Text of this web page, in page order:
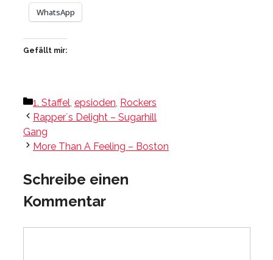
WhatsApp
Gefällt mir:
Kategorien
1. Staffel, epsioden, Rockers
Rapper´s Delight – Sugarhill
Gang
More Than A Feeling – Boston
Schreibe einen
Kommentar